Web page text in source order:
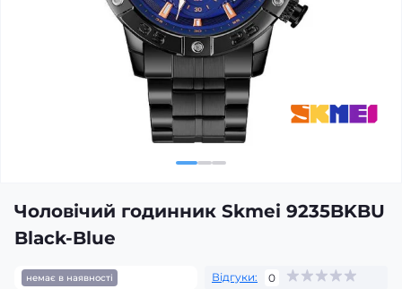
Чоловічий годинник Skmei 9235BKBU
Black-Blue
немає в наявності Відгуки:
0